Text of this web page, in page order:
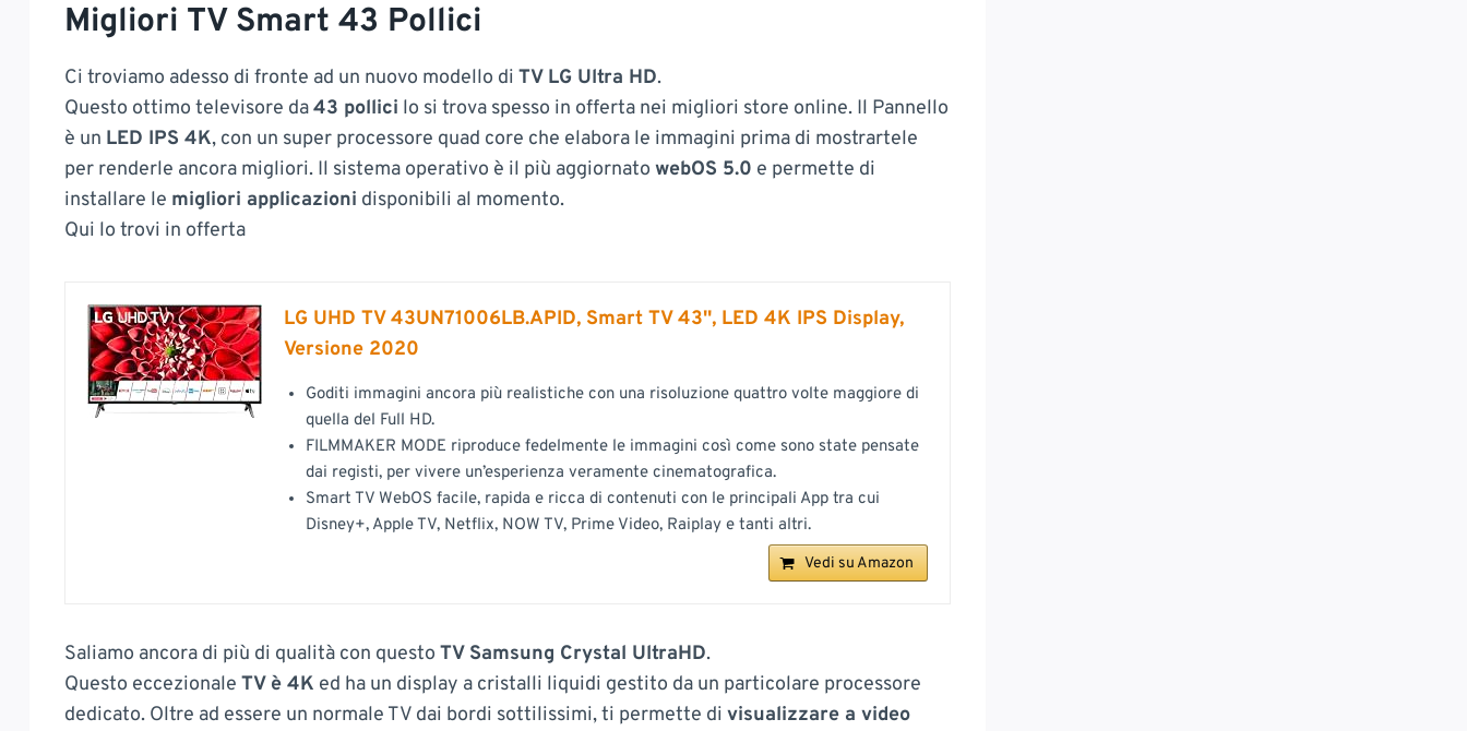
Migliori TV Smart 43 Pollici
Ci troviamo adesso di fronte ad un nuovo modello di TV LG Ultra HD.
Questo ottimo televisore da43 pollici lo si trova spesso in offerta nei migliori store online. Il Pannello
è un LED IPS 4K, con un super processore quad core che elabora le immagini prima di mostrartele
per renderle ancora migliori. Il sistema operativo è il più aggiornato webOS 5.0 e permette di
installare le migliori applicazioni disponibili al momento.
Qui lo trovi in offerta
LG UHD TV 43UN71006LB.APID, Smart TV 43'', LED 4K IPS Display,
Versione 2020
Goditi immagini ancora più realistiche con una risoluzione quattro volte maggiore di
quella del Full HD.
FILMMAKER MODE riproduce fedelmente le immagini così come sono state pensate
dai registi, per vivere un’esperienza veramente cinematografica.
Smart TV WebOS facile, rapida e ricca di contenuti con le principali App tra cui
Disney+, Apple TV, Netflix, NOW TV, Prime Video, Raiplay e tanti altri.
Vedi su Amazon
Saliamo ancora di più di qualità con questo TV Samsung Crystal UltraHD.
Questo eccezionale TV è 4K ed ha un display a cristalli liquidi gestito da un particolare processore
dedicato. Oltre ad essere un normale TV dai bordi sottilissimi, ti permette di visualizzare a video